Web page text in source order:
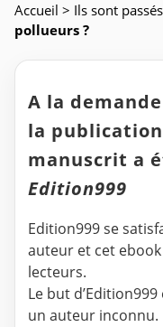
Accueil > Ils sont
pollueurs ?
A la
la
manuscrit a
Edition999
Edition999 se
auteur et cet
lecteurs.
Le but
un auteur inconnu.